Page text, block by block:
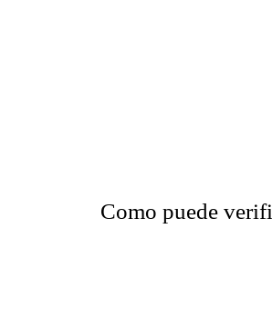
Como puede